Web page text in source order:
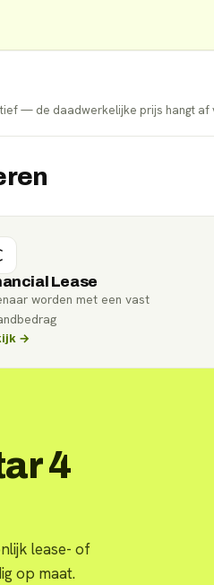
— de daadwerkelijke prijs hangt af
Lease
worden met een vast
→
4
lease- of
op maat.